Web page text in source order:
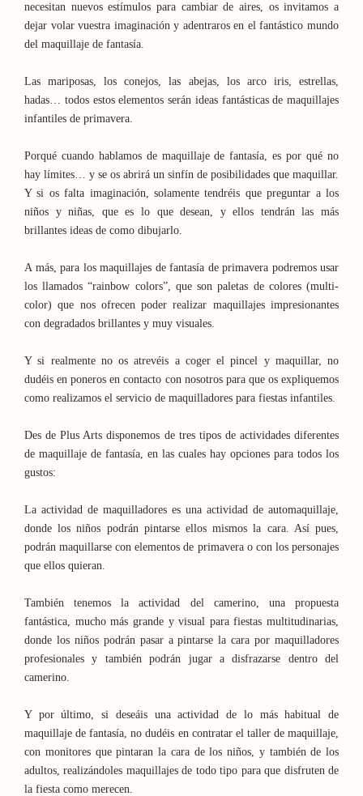
necesitan nuevos estímulos para cambiar de aires, os invitamos a
dejar volar vuestra imaginación y adentraros en el fantástico mundo
del maquillaje de fantasía.
Las mariposas, los conejos, las abejas, los arco iris, estrellas,
hadas… todos estos elementos serán ideas fantásticas de maquillajes
infantiles de primavera.
Porqué cuando hablamos de maquillaje de fantasía, es por qué no
hay límites… y se os abrirá un sinfín de posibilidades que maquillar.
Y si os falta imaginación, solamente tendréis que preguntar a los
niños y niñas, que es lo que desean, y ellos tendrán las más
brillantes ideas de como dibujarlo.
A más, para los maquillajes de fantasía de primavera podremos usar
los llamados “rainbow colors”, que son paletas de colores (multi-
color) que nos ofrecen poder realizar maquillajes impresionantes
con degradados brillantes y muy visuales.
Y si realmente no os atrevéis a coger el pincel y maquillar, no
dudéis en poneros en contacto con nosotros para que os expliquemos
como realizamos el servicio de maquilladores para fiestas infantiles.
Des de Plus Arts disponemos de tres tipos de actividades diferentes
de maquillaje de fantasía, en las cuales hay opciones para todos los
gustos:
La actividad de maquilladores es una actividad de automaquillaje,
donde los niños podrán pintarse ellos mismos la cara. Así pues,
podrán maquillarse con elementos de primavera o con los personajes
que ellos quieran.
También tenemos la actividad del camerino, una propuesta
fantástica, mucho más grande y visual para fiestas multitudinarias,
donde los niños podrán pasar a pintarse la cara por maquilladores
profesionales y también podrán jugar a disfrazarse dentro del
camerino.
Y por último, si deseáis una actividad de lo más habitual de
maquillaje de fantasía, no dudéis en contratar el taller de maquillaje,
con monitores que pintaran la cara de los niños, y también de los
adultos, realizándoles maquillajes de todo tipo para que disfruten de
la fiesta como merecen.